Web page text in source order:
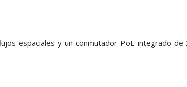
espaciales y un conmutador PoE integrado de